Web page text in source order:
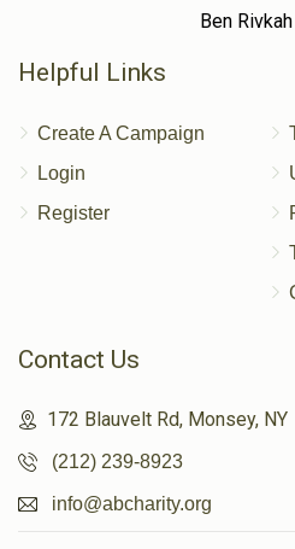
Ben
Helpful Links
Create A Campaign
Login
Register
Contact Us
172 Blauvelt Rd, Monsey, NY
(212) 239-8923
info@abcharity.org